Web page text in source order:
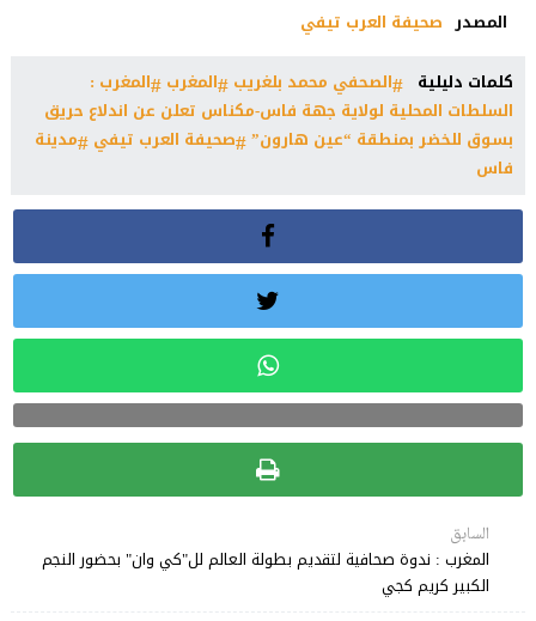
المصدر صحيفة العرب تيفي
كلمات دليلية
الصحفي محمد بلغريب المغرب المغرب :
السلطات المحلية لولاية جهة فاس-مكناس تعلن عن اندلاع حريق
بسوق للخضر بمنطقة “عين هارون” صحيفة العرب تيفي مدينة
فاس
السابق
المغرب : ندوة صحافية لتقديم بطولة العالم لل"كي وان" بحضور النجم
الكبير كريم كجي